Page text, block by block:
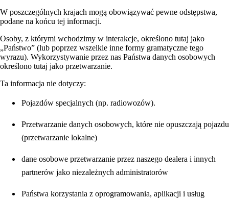
W poszczególnych krajach mogą obowiązywać pewne odstępstwa,
podane na końcu tej informacji.
Osoby, z którymi wchodzimy w interakcje, określono tutaj jako
„Państwo” (lub poprzez wszelkie inne formy gramatyczne tego
wyrazu). Wykorzystywanie przez nas Państwa danych osobowych
określono tutaj jako przetwarzanie.
Ta informacja nie dotyczy:
Pojazdów specjalnych (np. radiowozów).
Przetwarzanie danych osobowych, które nie opuszczają pojazdu
(przetwarzanie lokalne)
dane osobowe przetwarzanie przez naszego dealera i innych
partnerów jako niezależnych administratorów
Państwa korzystania z oprogramowania, aplikacji i usług